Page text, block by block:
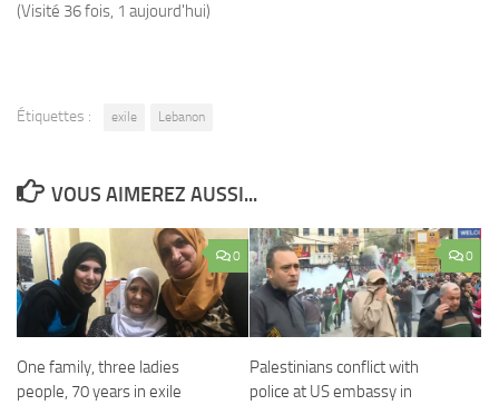
(Visité 36 fois, 1 aujourd'hui)
Étiquettes : exile Lebanon
VOUS AIMEREZ AUSSI...
0
One family, three ladies
people, 70 years in exile
0
Palestinians conflict with
police at US embassy in